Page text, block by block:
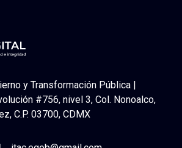
y Transformación Pública |
#756, nivel 3, Col. Nonoalco,
C.P. 03700, CDMX